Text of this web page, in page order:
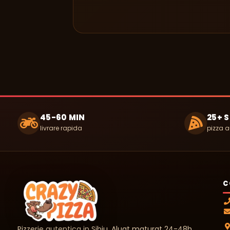
45-60 MIN
livrare rapida
25+
pizza